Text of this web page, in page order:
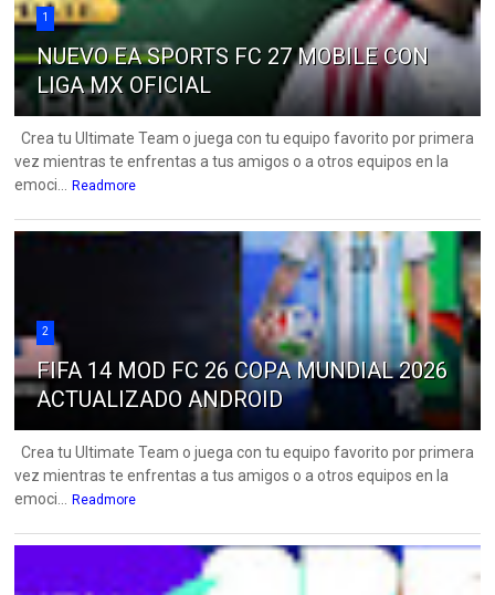
1
NUEVO EA SPORTS FC 27 MOBILE CON
LIGA MX OFICIAL
Crea tu Ultimate Team o juega con tu equipo favorito por primera
vez mientras te enfrentas a tus amigos o a otros equipos en la
emoci...
Readmore
2
FIFA 14 MOD FC 26 COPA MUNDIAL 2026
ACTUALIZADO ANDROID
Crea tu Ultimate Team o juega con tu equipo favorito por primera
vez mientras te enfrentas a tus amigos o a otros equipos en la
emoci...
Readmore